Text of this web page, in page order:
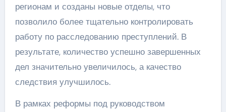
регионам и созданы новые отделы, что
позволило более тщательно контролировать
работу по расследованию преступлений. В
результате, количество успешно завершенных
дел значительно увеличилось, а качество
следствия улучшилось.
В рамках реформы под руководством